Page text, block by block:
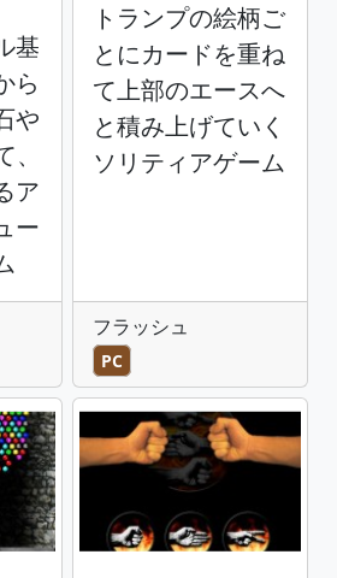
基
ら
や
ア
ー
トランプの絵柄ご
とにカードを重ね
て上部のエースへ
と積み上げていく
ソリティアゲーム
フラッシュ
PC